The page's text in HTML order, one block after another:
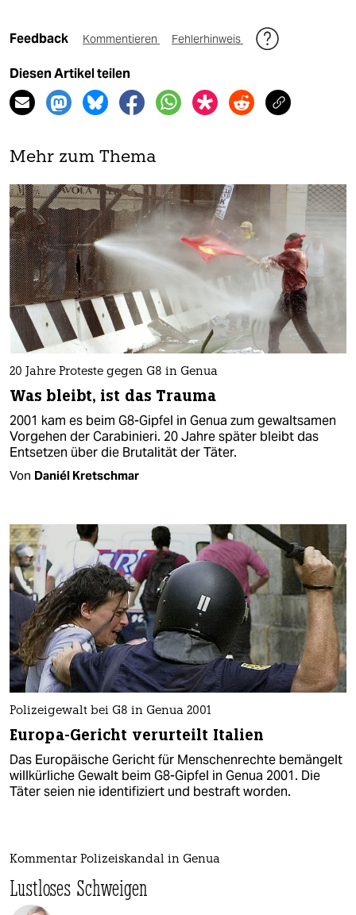
Feedback Kommentieren Fehlerhinweis
Diesen Artikel teilen
Mehr zum Thema
20 Jahre Proteste gegen G8 in Genua
Was bleibt, ist das Trauma
2001 kam es beim G8-Gipfel in Genua zum gewaltsamen
Vorgehen der Carabinieri. 20 Jahre später bleibt das
Entsetzen über die Brutalität der Täter.
Von Daniél Kretschmar
Polizeigewalt bei G8 in Genua 2001
Europa-Gericht verurteilt Italien
Das Europäische Gericht für Menschenrechte bemängelt
willkürliche Gewalt beim G8-Gipfel in Genua 2001. Die
Täter seien nie identifiziert und bestraft worden.
Kommentar Polizeiskandal in Genua
Lustloses Schweigen